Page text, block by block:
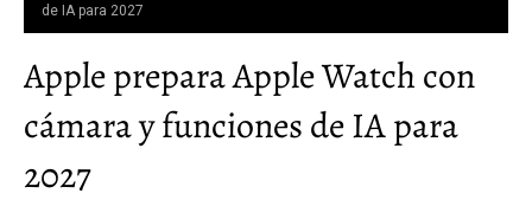
de IA para 2027
Apple prepara Apple Watch con
cámara y funciones de IA para
2027